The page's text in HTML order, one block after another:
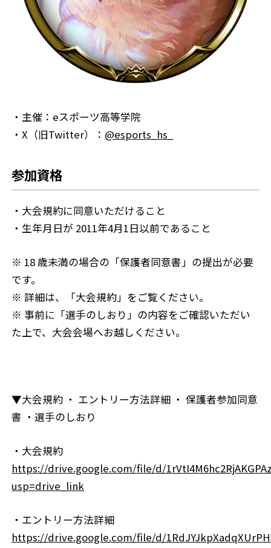
・主催：eスポーツ高等学院
・X（旧Twitter）： @esports_hs_
参加資格
・大会規約に同意いただけること
・生年月日が 2011年4月1日以前であること
※ 18 歳未満の場合の「保護者同意書」の提出が必要
です。
※ 詳細は、「大会規約」をご覧ください。
※ 事前に「選手のしおり」の内容をご確認いただい
た上で、大会会場へお越しください。
▼大会規約 ・ エントリー方法詳細 ・ 保護者参加同意
書 ・選手のしおり
・大会規約
https://drive.google.com/file/d/
usp=drive_link
・エントリー方法詳細
https://drive.google.com/file/d/